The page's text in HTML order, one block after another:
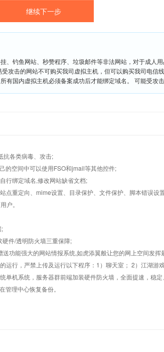
、钓鱼网站、秒赞程序、垃圾邮件等非法网站，对于成人
攻击的网站不可购买我司虚拟主机，但可以购买我司电信
所有国内虚拟主机必须备案成功后才能绑定域名。 可能受攻
抗各类病毒、攻击;
的空间中可以使用FSO和jmail等其他控件;
行绑定域名,修改网站缺省文档;
点重定向、mime设置、目录保护、文件保护、脚本错误
户。
;
件/透明防火墙三重保障;
功能强大的网站情报系统,如虎添翼般让您的网上空间发挥
行，严禁上传及运行以下程序：1）聊天室； 2）江湖游
机系统，服务器群前端加装硬件防火墙，全面提速，稳
理中心恢复备份。